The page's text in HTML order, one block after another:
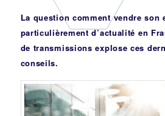
La question comment vendre son
particulièrement d’actualité en
de transmissions explose ces
conseils.